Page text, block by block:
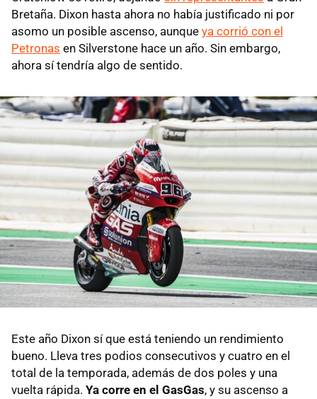
Bretaña. Dixon hasta ahora no había justificado ni por
asomo un posible ascenso, aunque ya corrió con el
Petronas en Silverstone hace un año. Sin embargo,
ahora sí tendría algo de sentido.
Este año Dixon sí que está teniendo un rendimiento
bueno. Lleva tres podios consecutivos y cuatro en el
total de la temporada, además de dos poles y una
vuelta rápida. Ya corre en el GasGas, y su ascenso a